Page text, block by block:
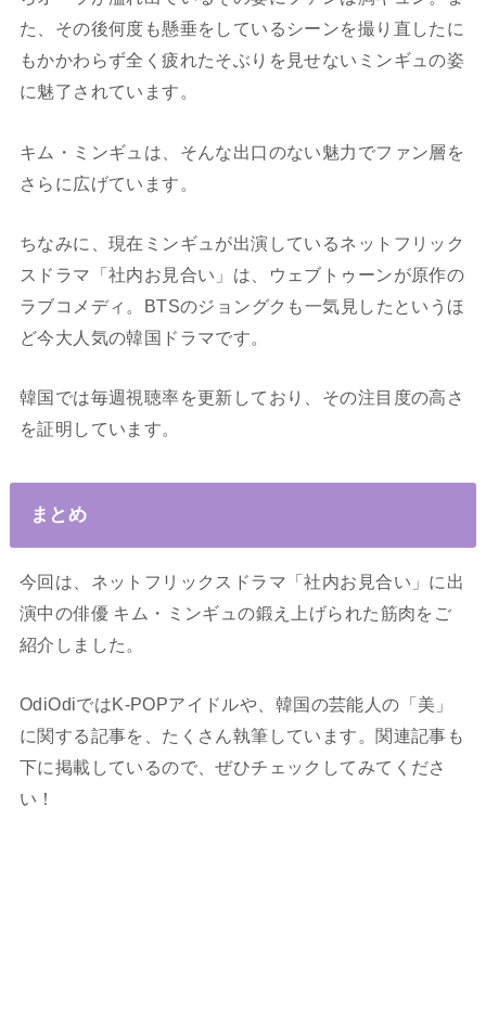
た、その後何度も懸垂をしているシーンを撮り直したに
もかかわらず全く疲れたそぶりを見せないミンギュの姿
に魅了されています。
キム・ミンギュは、そんな出口のない魅力でファン層を
さらに広げています。
ちなみに、現在ミンギュが出演しているネットフリック
スドラマ「社内お見合い」は、ウェブトゥーンが原作の
ラブコメディ。BTSのジョングクも一気見したというほ
ど今大人気の韓国ドラマです。
韓国では毎週視聴率を更新しており、その注目度の高さ
を証明しています。
まとめ
今回は、ネットフリックスドラマ「社内お見合い」に出
演中の俳優 キム・ミンギュの鍛え上げられた筋肉をご
紹介しました。
OdiOdiではK-POPアイドルや、韓国の芸能人の「美」
に関する記事を、たくさん執筆しています。関連記事も
下に掲載しているので、ぜひチェックしてみてくださ
い！